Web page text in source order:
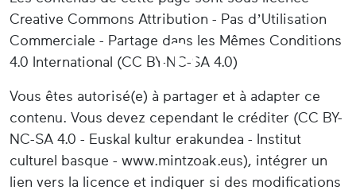
Creative Commons Attribution - Pas d’Utilisation
Commerciale - Partage dans les Mêmes Conditions
4.0 International (CC BY-NC-SA 4.0)
Vous êtes autorisé(e) à partager et à adapter ce
contenu. Vous devez cependant le créditer (CC BY-
NC-SA 4.0 - Euskal kultur erakundea - Institut
culturel basque - www.mintzoak.eus), intégrer un
lien vers la licence et indiquer si des modifications